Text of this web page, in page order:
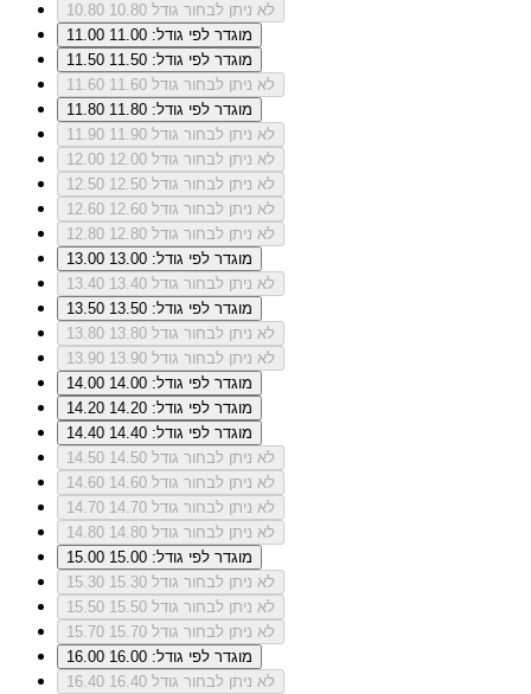
10.80
לא ניתן לבחור גודל 10.80
11.00
מוגדר לפי גודל: 11.00
11.50
מוגדר לפי גודל: 11.50
11.60
לא ניתן לבחור גודל 11.60
11.80
מוגדר לפי גודל: 11.80
11.90
לא ניתן לבחור גודל 11.90
12.00
לא ניתן לבחור גודל 12.00
12.50
לא ניתן לבחור גודל 12.50
12.60
לא ניתן לבחור גודל 12.60
12.80
לא ניתן לבחור גודל 12.80
13.00
מוגדר לפי גודל: 13.00
13.40
לא ניתן לבחור גודל 13.40
13.50
מוגדר לפי גודל: 13.50
13.80
לא ניתן לבחור גודל 13.80
13.90
לא ניתן לבחור גודל 13.90
14.00
מוגדר לפי גודל: 14.00
14.20
מוגדר לפי גודל: 14.20
14.40
מוגדר לפי גודל: 14.40
14.50
לא ניתן לבחור גודל 14.50
14.60
לא ניתן לבחור גודל 14.60
14.70
לא ניתן לבחור גודל 14.70
14.80
לא ניתן לבחור גודל 14.80
15.00
מוגדר לפי גודל: 15.00
15.30
לא ניתן לבחור גודל 15.30
15.50
לא ניתן לבחור גודל 15.50
15.70
לא ניתן לבחור גודל 15.70
16.00
מוגדר לפי גודל: 16.00
16.40
לא ניתן לבחור גודל 16.40